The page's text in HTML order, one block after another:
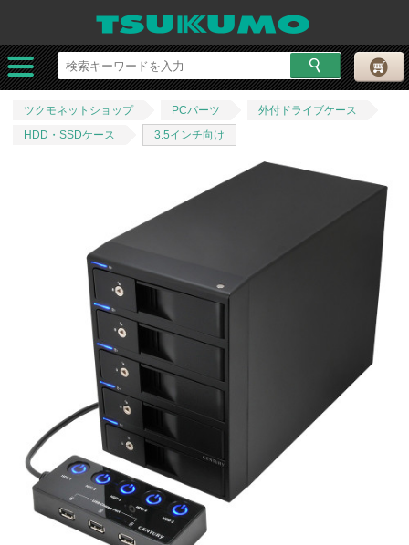
ツクモネットショップ PCパーツ
外付ドライブケース
HDD・SSDケース
3.5インチ向け